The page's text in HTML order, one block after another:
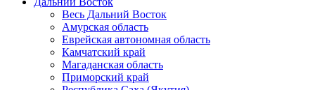
Весь Дальний Восток
Амурская область
Еврейская автономная область
Камчатский край
Магаданская область
Приморский край